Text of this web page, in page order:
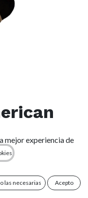
Wolf
mejor experiencia de
las necesarias Acepto